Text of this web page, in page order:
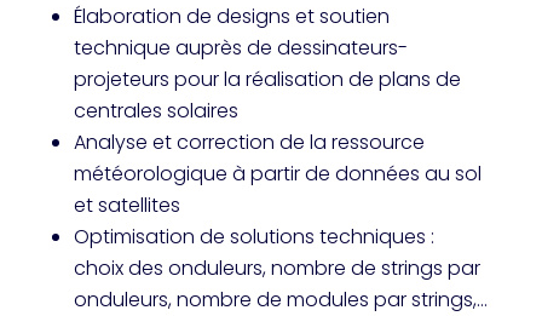
Élaboration de designs et soutien
technique auprès de dessinateurs-
projeteurs pour la réalisation de plans de
centrales solaires
Analyse et correction de la ressource
météorologique à partir de données au sol
et satellites
Optimisation de solutions techniques :
choix des onduleurs, nombre de strings par
onduleurs, nombre de modules par strings,…